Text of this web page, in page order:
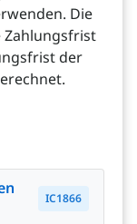
Die
Zahlungsfrist
der
IC1866